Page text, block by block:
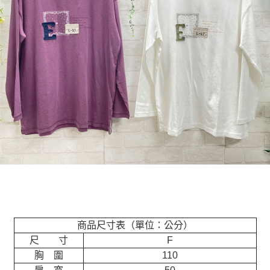
商品尺寸表（單位：公分）
尺 寸
F
胸 圍
110